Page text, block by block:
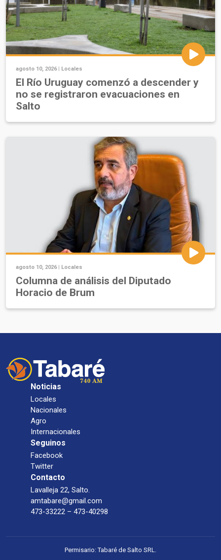
agosto 10, 2026 | Locales
El Río Uruguay comenzó a descender y
no se registraron evacuaciones en
Salto
agosto 10, 2026 | Locales
Columna de análisis del Diputado
Horacio de Brum
Noticias
Locales
Nacionales
Agro
Internacionales
Seguinos
Facebook
Twitter
Contacto
Lavalleja 22, Salto.
amtabare@gmail.com
473-33222 – 473-40298
Permisario: Tabaré de Salto SRL.